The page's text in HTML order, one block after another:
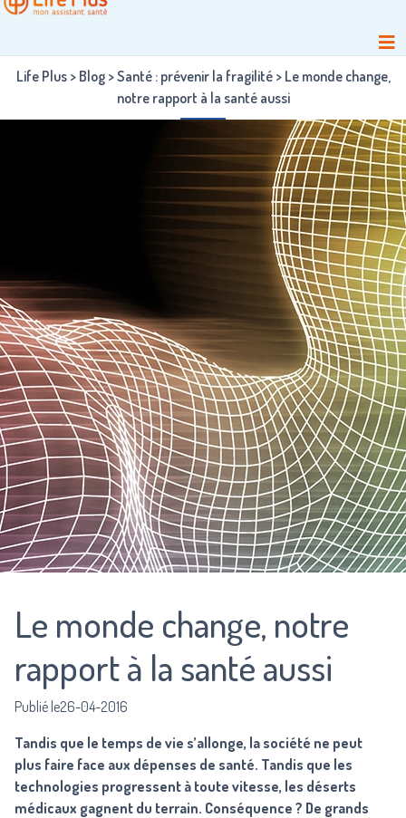
Life Plus> Blog>Santé : prévenir la fragilité> Le monde change,
notre rapport à la santé aussi
Le monde change, notre
rapport à la santé aussi
Publié le26-04-2016
Tandis que le temps de vie s’allonge, la société ne peut
plus faire face aux dépenses de santé. Tandis que les
technologies progressent à toute vitesse, les déserts
médicaux gagnent du terrain. Conséquence ? De grands